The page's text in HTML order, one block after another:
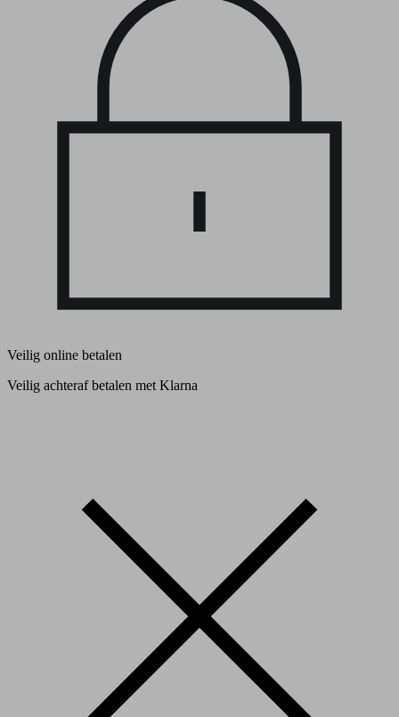
Veilig online betalen
Veilig achteraf betalen met Klarna